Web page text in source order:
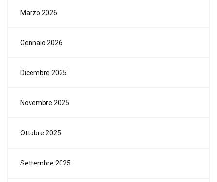
Marzo 2026
Gennaio 2026
Dicembre 2025
Novembre 2025
Ottobre 2025
Settembre 2025